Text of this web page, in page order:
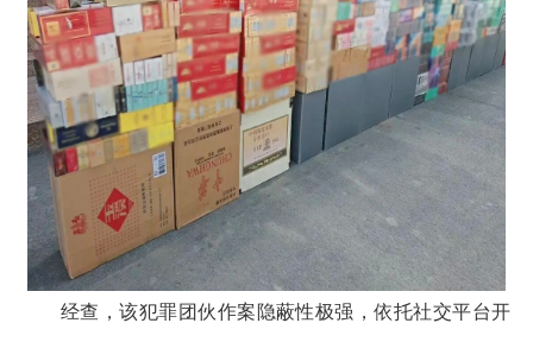
经查，该犯罪团伙作案隐蔽性极强，依托社交平台开